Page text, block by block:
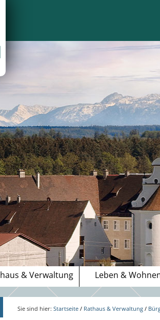
& Verwaltung Leben &
Sie sind hier:Startseite / Rathaus & Verwaltung /